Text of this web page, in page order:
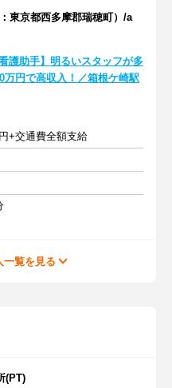
東京都西多摩郡瑞穂町）/a
護助手】明るいスタッフが多
万円で高収入！／箱根ケ崎駅
+交通費全額支給
一覧を見る
(PT)